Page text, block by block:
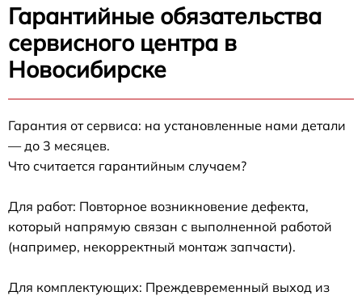
Гарантийные обязательства
сервисного центра в
Новосибирске
Гарантия от сервиса: на установленные нами детали
— до 3 месяцев.
Что считается гарантийным случаем?
Для работ: Повторное возникновение дефекта,
который напрямую связан с выполненной работой
(например, некорректный монтаж запчасти).
Для комплектующих: Преждевременный выход из